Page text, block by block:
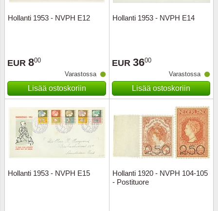
Hollanti 1953 - NVPH E12
EUR 800
Varastossa
Lisää ostoskoriin
Hollanti 1953 - NVPH E14
EUR 3600
Varastossa
Lisää ostoskoriin
Hollanti 1953 - NVPH E15
Hollanti 1920 - NVPH 104-105
- Postituore
Partio
Etelä-
Hollanti